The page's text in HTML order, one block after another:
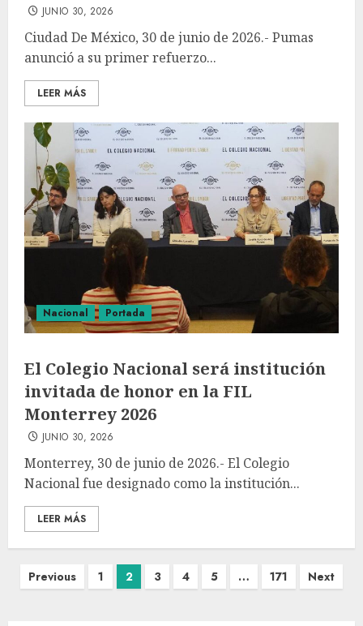
JUNIO 30, 2026
Ciudad De México, 30 de junio de 2026.- Pumas
anunció a su primer refuerzo...
LEER MÁS
Nacional Portada
El Colegio Nacional será institución
invitada de honor en la FIL
Monterrey 2026
JUNIO 30, 2026
Monterrey, 30 de junio de 2026.- El Colegio
Nacional fue designado como la institución...
LEER MÁS
Previous 1 2 3 4 5 … 171 Next